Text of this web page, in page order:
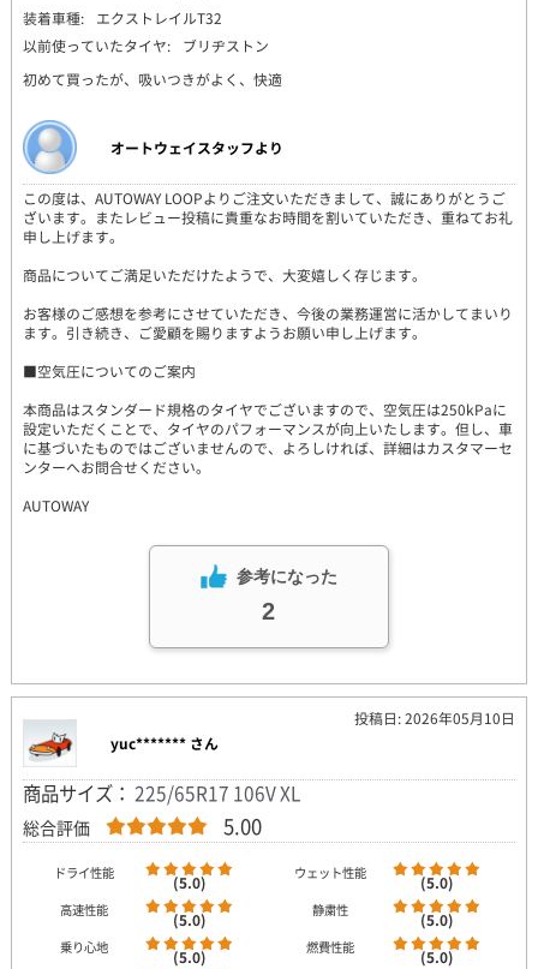
装着車種:
エクストレイルT32
以前使っていたタイヤ:
ブリヂストン
初めて買ったが、吸いつきがよく、快適
オートウェイスタッフより
この度は、AUTOWAY LOOPよりご注文いただきまして、誠にありがとうご
ざいます。またレビュー投稿に貴重なお時間を割いていただき、重ねてお礼
申し上げます。
商品についてご満足いただけたようで、大変嬉しく存じます。
お客様のご感想を参考にさせていただき、今後の業務運営に活かしてまいり
ます。引き続き、ご愛顧を賜りますようお願い申し上げます。
■空気圧についてのご案内
本商品はスタンダード規格のタイヤでございますので、空気圧は250kPaに
設定いただくことで、タイヤのパフォーマンスが向上いたします。但し、車
に基づいたものではございませんので、よろしければ、詳細はカスタマーセ
ンターへお問合せください。
AUTOWAY
参考になった
2
投稿日: 2026年05月10日
yuc******* さん
商品サイズ： 225/65R17 106V XL
総合評価 5.00
ドライ性能 (5.0) ウェット性能 (5.0)
高速性能 (5.0) 静粛性 (5.0)
乗り心地 (5.0) 燃費性能 (5.0)